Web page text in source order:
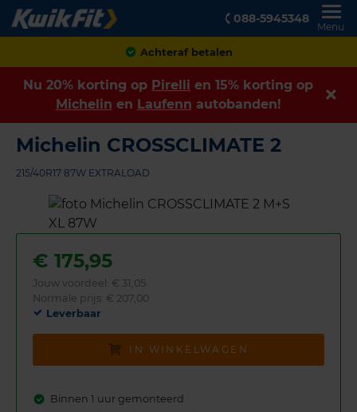
088-5945348
Menu
Klanten geven ons een
Nu 20% korting op Pirelli en 15% korting op
Michelin en Laufenn autobanden!
Michelin CROSSCLIMATE 2
215/40R17 87W EXTRALOAD
€ 175,95
Jouw voordeel: € 31,05
Normale prijs: € 207,00
Leverbaar
IN WINKELWAGEN
Binnen 1 uur gemonteerd